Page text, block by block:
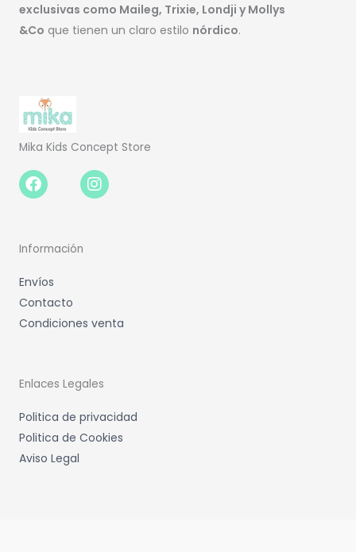
exclusivas como Maileg, Trixie, Londji y Mollys
&Co que tienen un claro estilo nórdico.
Mika Kids Concept Store
Facebook-
f
Instagram
Información
Envíos
Contacto
Condiciones venta
Enlaces Legales
Politica de privacidad
Politica de Cookies
Aviso Legal